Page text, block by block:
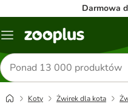
Darmowa
Menu
Szukaj
produktów
Koty Żwirek dla kota